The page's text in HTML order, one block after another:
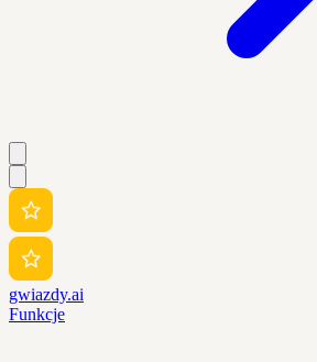
gwiazdy.ai
Funkcje